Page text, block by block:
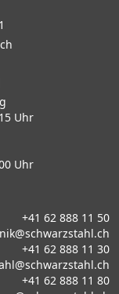
Uhr
Uhr
+41 62 888 11 50
+41 62 888 11 30
+41 62 888 11 80